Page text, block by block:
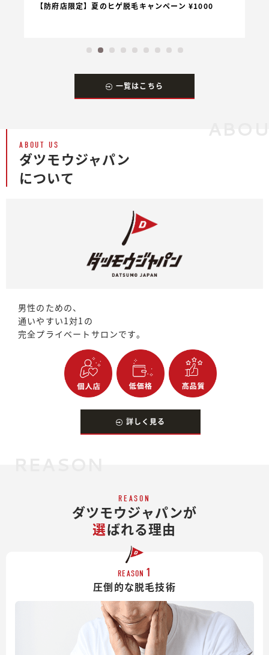
【防府店限定】夏のヒゲ脱毛キャンペーン ¥1000
一覧はこちら
ABOUT US
ダツモウジャパン
について
男性のための、
通いやすい1対1の
完全プライベートサロンです。
詳しく見る
REASON
ダツモウジャパンが
選ばれる理由
REASON 1
圧倒的な脱毛技術